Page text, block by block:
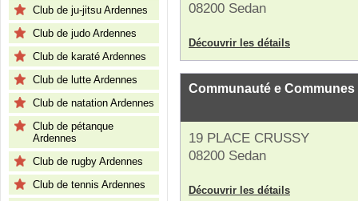
Club de ju-jitsu Ardennes
Club de judo Ardennes
Club de karaté Ardennes
Club de lutte Ardennes
Club de natation Ardennes
Club de pétanque
Ardennes
Club de rugby Ardennes
Club de tennis Ardennes
08200 Sedan
Découvrir les détails
Communauté e
19 PLACE CRUSSY
08200 Sedan
Découvrir les détails